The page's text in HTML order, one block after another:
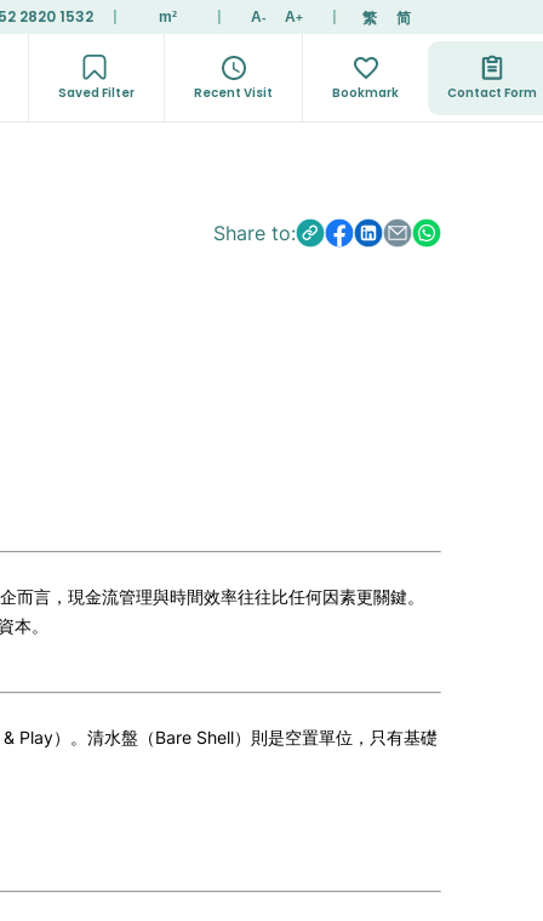
2820 1532 m² A- A+ 繁 简
Saved Filter Recent Visit Bookmark Contact Form
Share to:
言，現金流管理與時間效率往往比任何因素更關鍵。
本。
Play）。清水盤（Bare Shell）則是空置單位，只有基礎